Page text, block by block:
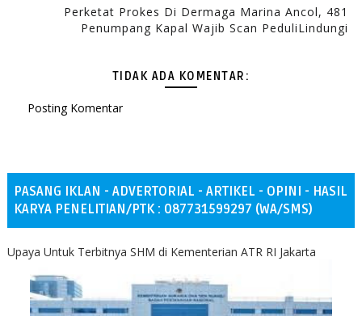
Perketat Prokes Di Dermaga Marina Ancol, 481
Penumpang Kapal Wajib Scan PeduliLindungi
TIDAK ADA KOMENTAR:
Posting Komentar
PASANG IKLAN - ADVERTORIAL - ARTIKEL - OPINI - HASIL
KARYA PENELITIAN/PTK : 087731599297 (WA/SMS)
Upaya Untuk Terbitnya SHM di Kementerian ATR RI Jakarta